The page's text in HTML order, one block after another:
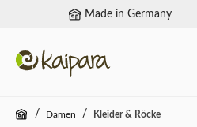
Zur Hauptnavigation springen
Made in Germany
/ Damen / Kleider & Röcke